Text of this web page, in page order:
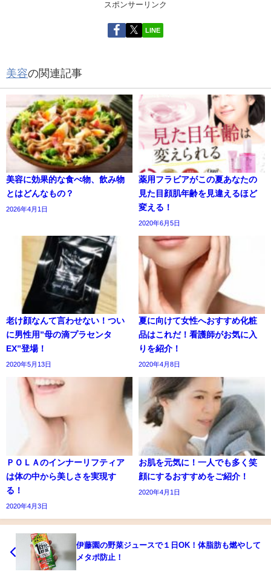
スポンサーリンク
LINE
美容の関連記事
美容に効果的な食べ物、飲み物
とはどんなもの？
2026年4月1日
薬用フラビアがこの夏あなたの
見た目顔肌年齢を見違えるほど
変える！
2020年6月5日
老け顔なんて言わせない！つい
に男性用”母の滴プラセンタ
EX”登場！
2020年5月13日
夏に向けて女性へおすすめ化粧
品はこれだ！看護師がお気に入
りを紹介！
2020年4月8日
ＰＯＬＡのインナーリフティア
は体の中から美しさを実現す
る！
2020年4月3日
お肌を元気に！一人でも多く笑
顔にするおすすめをご紹介！
2020年4月1日
伊藤園の野菜ジュースで１日OK！体脂肪も燃やして
メタポ防止！